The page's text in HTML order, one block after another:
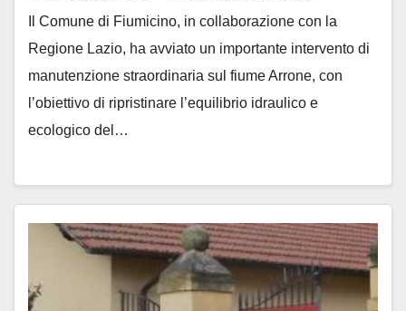
Il Comune di Fiumicino, in collaborazione con la
Regione Lazio, ha avviato un importante intervento di
manutenzione straordinaria sul fiume Arrone, con
l’obiettivo di ripristinare l’equilibrio idraulico e
ecologico del…